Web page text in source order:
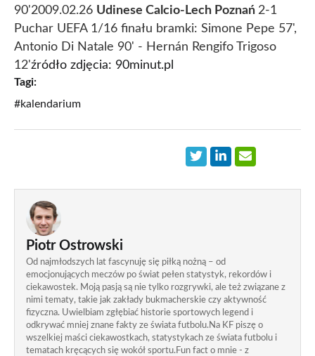
90'2009.02.26 Udinese Calcio-Lech Poznań 2-1
Puchar UEFA 1/16 finału bramki: Simone Pepe 57',
Antonio Di Natale 90' - Hernán Rengifo Trigoso
12'źródło zdjęcia: 90minut.pl
Tagi:
#kalendarium
Piotr Ostrowski
Od najmłodszych lat fascynuję się piłką nożną – od
emocjonujących meczów po świat pełen statystyk, rekordów i
ciekawostek. Moją pasją są nie tylko rozgrywki, ale też związane z
nimi tematy, takie jak zakłady bukmacherskie czy aktywność
fizyczna. Uwielbiam zgłębiać historie sportowych legend i
odkrywać mniej znane fakty ze świata futbolu.Na KF piszę o
wszelkiej maści ciekawostkach, statystykach ze świata futbolu i
tematach kręcących się wokół sportu.Fun fact o mnie - z